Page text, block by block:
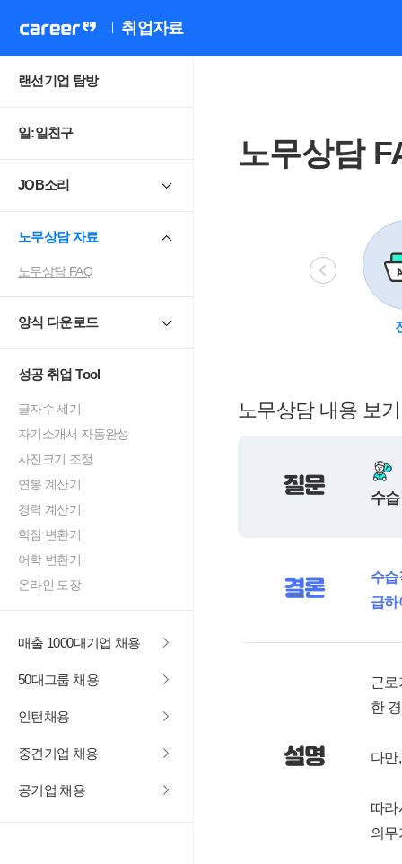
취업자료
랜선기업 탐방
일:일친구
JOB소리
노무상담 자료
노무상담 FAQ
양식 다운로드
성공 취업 Tool
글자수 세기
자기소개서 자동완성
사진크기 조정
연봉 계산기
경력 계산기
학점 변환기
어학 변환기
온라인 도장
매출 1000대기업 채용
50대그룹 채용
인턴채용
중견기업 채용
공기업 채용
노무상담
비정규직 모성보호
노무상담 내용 보기
질문 수
결론
수습
급하
설명
근로
한
다만
따라
의무